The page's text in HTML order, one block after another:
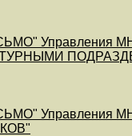
Управления
Управления